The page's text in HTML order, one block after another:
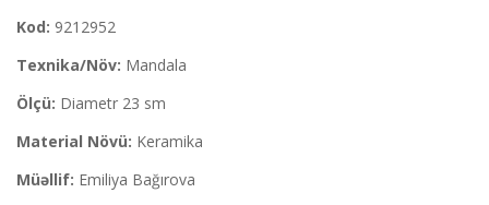
Kod: 9212952
Texnika/Növ: Mandala
Ölçü: Diametr 23 sm
Material Növü: Keramika
Müəllif: Emiliya Bağırova